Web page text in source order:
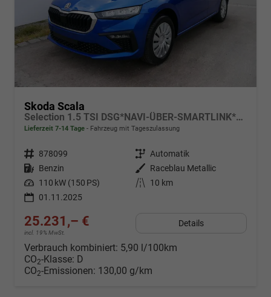
Skoda Scala
Selection 1.5 TSI DSG*NAVI-ÜBER-SMARTLINK*PDC-HI*LED*TEMPOMAT*SHZ*KLIMA*DAB
Lieferzeit 7-14 Tage Fahrzeug mit Tageszulassung
Fahrzeugnr. 878099 Getriebe Automatik
Kraftstoff Benzin Außenfarbe
Raceblau Metallic
Leistung 110 kW (150 PS) Kilometerstand
10 km
01.11.2025
25.231,– €
incl. 19% MwSt.
Details
Verbrauch kombiniert: 5,90 l/100km
CO2-Klasse: D
CO2-Emissionen: 130,00 g/km